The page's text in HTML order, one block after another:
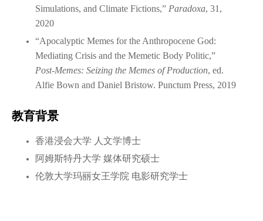
Simulations, and Climate Fictions,” Paradoxa, 31,
2020
“Apocalyptic Memes for the Anthropocene God:
Mediating Crisis and the Memetic Body Politic,”
Post-Memes: Seizing the Memes of Production, ed.
Alfie Bown and Daniel Bristow. Punctum Press, 2019
教育背景
香港浸会大学 人文学博士
阿姆斯特丹大学 媒体研究硕士
伦敦大学玛丽女王学院 电影研究学士